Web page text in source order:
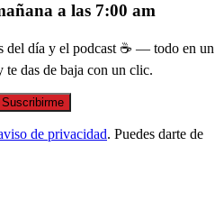
a las 7:00 am
del día y el podcast ☕ — todo en un
te das de baja con un clic.
Suscribirme
de privacidad. Puedes darte de